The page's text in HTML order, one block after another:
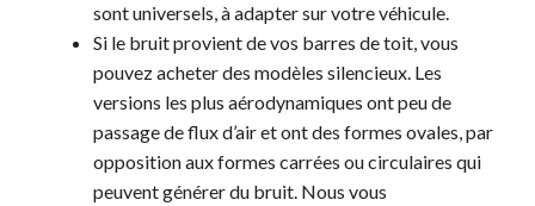
sont universels, à adapter sur votre véhicule.
Si le bruit provient de vos barres de toit, vous
pouvez acheter des modèles silencieux. Les
versions les plus aérodynamiques ont peu de
passage de flux d’air et ont des formes ovales, par
opposition aux formes carrées ou circulaires qui
peuvent générer du bruit. Nous vous